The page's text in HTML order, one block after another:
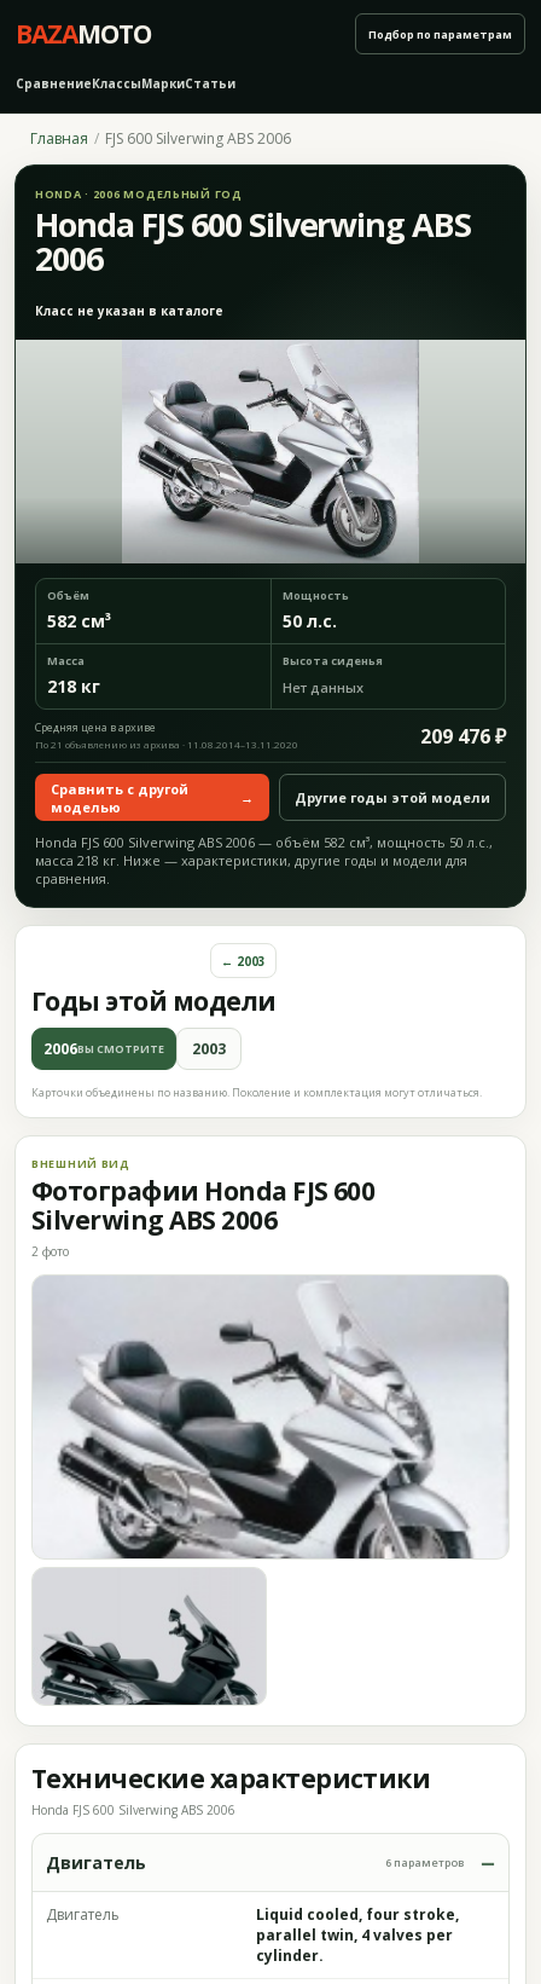
BAZAMOTO
СравнениеКлассыМаркиСтатьи
Подбор по параметрам
Главная FJS 600 Silverwing ABS 2006
HONDA · 2006 МОДЕЛЬНЫЙ ГОД
Honda FJS 600 Silverwing ABS
2006
Класс не указан в каталоге
Объём
582 см³
Мощность
50 л.с.
Масса
218 кг
Высота сиденья
Нет данных
Средняя цена в архиве 209 476 ₽
По 21 объявлению из архива · 11.08.2014–13.11.2020
Сравнить с другой
моделью
→ Другие годы этой модели
Honda FJS 600 Silverwing ABS 2006 — объём 582 см³, мощность 50 л.с.,
масса 218 кг. Ниже — характеристики, другие годы и модели для
сравнения.
Годы этой модели
← 2003
2006ВЫ СМОТРИТЕ 2003
Карточки объединены по названию. Поколение и комплектация могут отличаться.
ВНЕШНИЙ ВИД
Фотографии Honda FJS 600
Silverwing ABS 2006
2 фото
Технические характеристики
Honda FJS 600 Silverwing ABS 2006
Двигатель 6 параметров
Двигатель
Liquid cooled, four stroke,
parallel twin, 4 valves per
cylinder.